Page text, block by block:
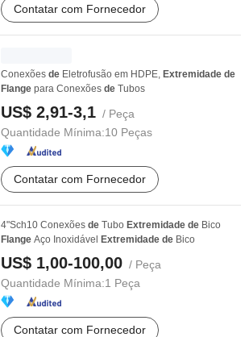
Contatar com Fornecedor
Conexões de Eletrofusão em HDPE, Extremidade de
Flange para Conexões de Tubos
US$ 2,91-3,1 / Peça
Quantidade Mínima:10 Peças
Contatar com Fornecedor
4"Sch10 Conexões de Tubo Extremidade de Bico
Flange Aço Inoxidável Extremidade de Bico
US$ 1,00-100,00 / Peça
Quantidade Mínima:1 Peça
Contatar com Fornecedor